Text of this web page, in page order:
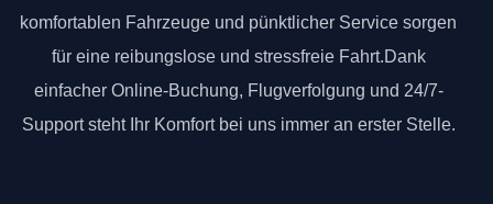
komfortablen Fahrzeuge und pünktlicher Service sorgen
für eine reibungslose und stressfreie Fahrt.Dank
einfacher Online-Buchung, Flugverfolgung und 24/7-
Support steht Ihr Komfort bei uns immer an erster Stelle.